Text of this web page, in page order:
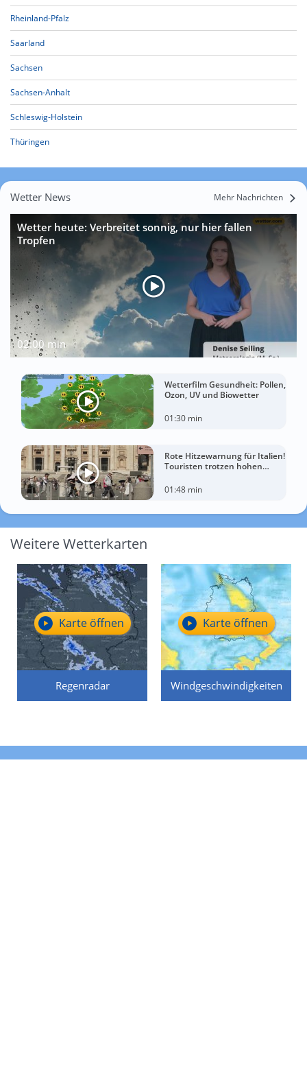
Rheinland-Pfalz
Saarland
Sachsen
Sachsen-Anhalt
Schleswig-Holstein
Thüringen
Wetter News Mehr Nachrichten
Wetter heute: Verbreitet sonnig, nur hier fallen
Tropfen
02:00 min
Wetterfilm Gesundheit: Pollen,
Ozon, UV und Biowetter
01:30 min
Rote Hitzewarnung für Italien!
Touristen trotzen hohen
01:48 min
Weitere Wetterkarten
Regenradar
Karte öffnen
Windgeschwindigkeiten
Karte öffnen